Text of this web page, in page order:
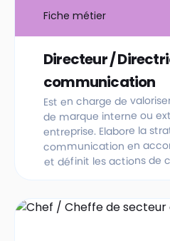
Fiche métier
Directeur /
communication
Est en charge de
de marque interne ou
entreprise. Elabore la
communication en
et définit les actions de